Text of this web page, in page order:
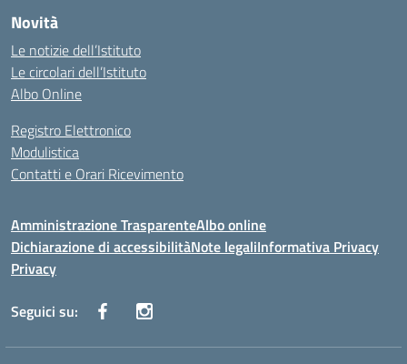
Novità
Le notizie dell’Istituto
Le circolari dell’Istituto
Albo Online
Registro Elettronico
Modulistica
Contatti e Orari Ricevimento
Amministrazione TrasparenteAlbo online
Dichiarazione di accessibilitàNote legaliInformativa Privacy
Privacy
Seguici su: